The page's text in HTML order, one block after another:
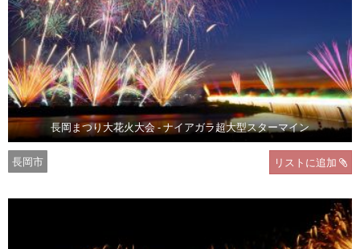
長岡まつり大花火大会 - ナイアガラ超大型スターマイン
長岡市 リストに追加